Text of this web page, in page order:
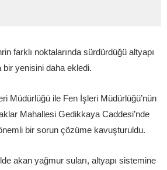
farklı noktalarında sürdürdüğü altyapı
bir yenisini daha ekledi.
Müdürlüğü ile Fen İşleri Müdürlüğü’nün
Mahallesi Gedikkaya Caddesi’nde
bir sorun çözüme kavuşturuldu.
akan yağmur suları, altyapı sistemine